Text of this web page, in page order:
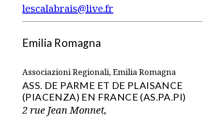
lescalabrais@live.fr
Emilia Romagna
Associazioni Regionali, Emilia Romagna
ASS. DE PARME ET DE PLAISANCE
(PIACENZA) EN FRANCE (AS.PA.PI)
2 rue Jean Monnet,